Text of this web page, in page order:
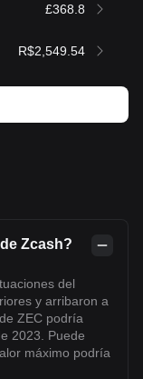
£368.8
R$2,549.54
Zcash?
del
y arribaron a
ZEC podría
2023. Puede
máximo podría